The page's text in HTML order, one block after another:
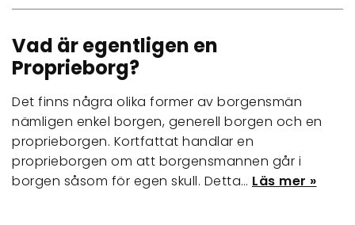
Vad är egentligen en
Proprieborg?
Det finns några olika former av borgensmän
nämligen enkel borgen, generell borgen och en
proprieborgen. Kortfattat handlar en
proprieborgen om att borgensmannen går i
borgen såsom för egen skull. Detta… Läs mer »